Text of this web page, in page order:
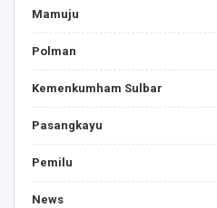
Mamuju
Polman
Kemenkumham Sulbar
Pasangkayu
Pemilu
News